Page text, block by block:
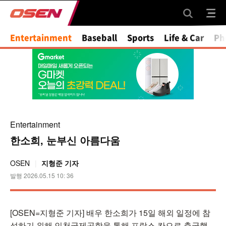
Entertainment Baseball Sports Life & Car
Entertainment
한소희, 눈부신 아름다움
OSEN 지형준 기자
발행 2026.05.15 10: 36
[OSEN=지형준 기자] 배우 한소희가 15일 해외 일정에 참